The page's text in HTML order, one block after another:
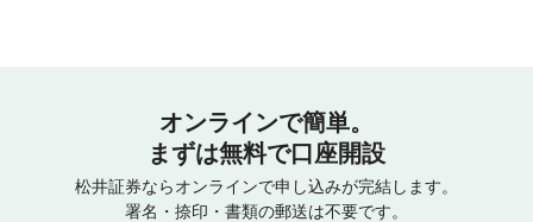
オンラインで簡単。
まずは無料で口座開設
松井証券ならオンラインで申し込みが完結します。
署名・捺印・書類の郵送は不要です。